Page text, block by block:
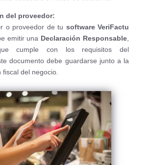
del proveedor:
o proveedor de tu software VeriFactu
emitir una Declaración Responsable
cumple con los requisitos del
documento debe guardarse junto a la
del negocio.